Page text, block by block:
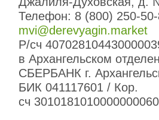
Телефон: 8 (800) 250-
mvi@derevyagin.market
Р/сч
в Архангельском
СБЕРБАНК г.
БИК 041117601 / Кор.
сч